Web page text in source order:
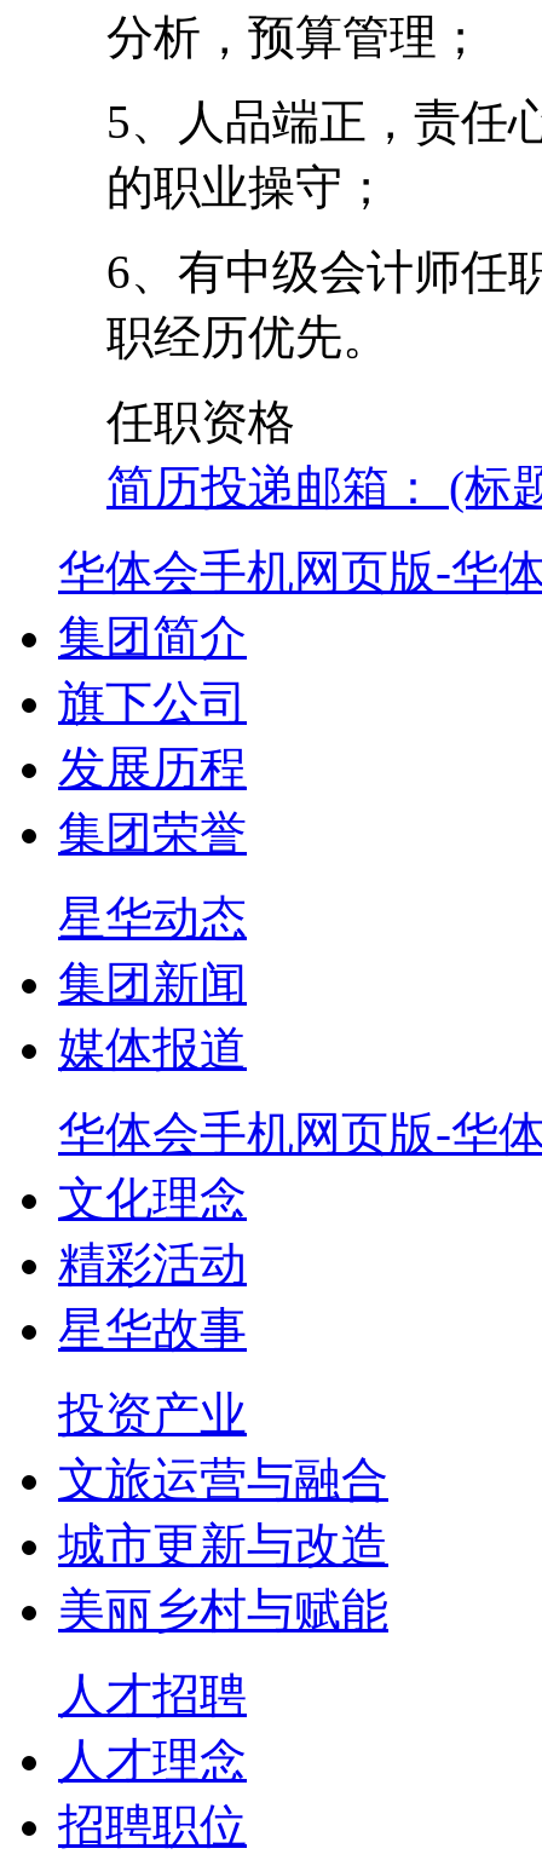
分析，预算管理；
5、人品端正，责任
的职业操守；
6、有中级会计师任
职经历优先。
任职资格
简历投递邮箱： (标
华体会手机网页版-华
集团简介
旗下公司
发展历程
集团荣誉
星华动态
集团新闻
媒体报道
华体会手机网页版-华
文化理念
精彩活动
星华故事
投资产业
文旅运营与融合
城市更新与改造
美丽乡村与赋能
人才招聘
人才理念
招聘职位